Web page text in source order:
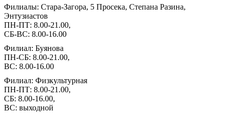
Филиалы: Стара-Загора, 5 Просека, Степана Разина,
Энтузиастов
ПН-ПТ: 8.00-21.00,
СБ-ВС: 8.00-16.00
Филиал: Буянова
ПН-СБ: 8.00-21.00,
ВС: 8.00-16.00
Филиал: Физкультурная
ПН-ПТ: 8.00-21.00,
СБ: 8.00-16.00,
ВС: выходной